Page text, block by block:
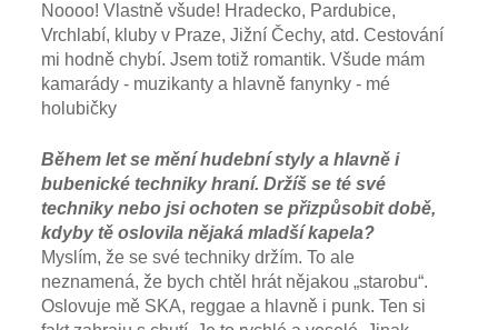
Noooo! Vlastně všude! Hradecko, Pardubice,
Vrchlabí, kluby v Praze, Jižní Čechy, atd. Cestování
mi hodně chybí. Jsem totiž romantik. Všude mám
kamarády - muzikanty a hlavně fanynky - mé
holubičky
Během let se mění hudební styly a hlavně i
bubenické techniky hraní. Držíš se té své
techniky nebo jsi ochoten se přizpůsobit době,
kdyby tě oslovila nějaká mladší kapela?
Myslím, že se své techniky držím. To ale
neznamená, že bych chtěl hrát nějakou „starobu“.
Oslovuje mě SKA, reggae a hlavně i punk. Ten si